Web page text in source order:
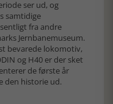
ser ud, og
samtidige
fra andre
Jernbanemuseum.
bevarede lokomotiv,
og H40 er der sket
de første år
den historie ud.